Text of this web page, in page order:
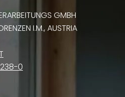
GMBH
I.M., AUSTRIA
0